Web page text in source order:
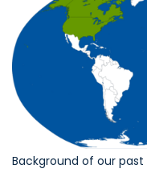
Background of our